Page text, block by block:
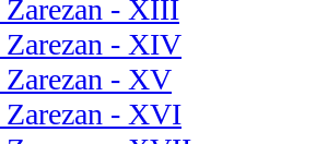
- XIII
- XIV
- XV
- XVI